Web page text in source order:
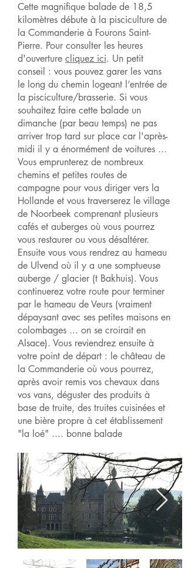
​Cette magnifique balade de 18,5
kilomètres débute à la pisciculture de
la Commanderie à Fourons Saint-
Pierre. Pour consulter les heures
d'ouverture cliquez ici. Un petit
conseil : vous pouvez garer les vans
le long du chemin logeant l’entrée de
la pisciculture/brasserie. Si vous
souhaitez faire cette balade un
dimanche (par beau temps) ne pas
arriver trop tard sur place car l'après-
midi il y a énormément de voitures ...
Vous emprunterez de nombreux
chemins et petites routes de
campagne pour vous diriger vers la
Hollande et vous traverserez le village
de Noorbeek comprenant plusieurs
cafés et auberges où vous pourrez
vous restaurer ou vous désaltérer.
Ensuite vous vous rendrez au hameau
de Ulvend où il y a une somptueuse
auberge / glacier (t Bakhuis). Vous
continuerez votre route pour terminer
par le hameau de Veurs (vraiment
dépaysant avec ses petites maisons en
colombages ... on se croirait en
Alsace). Vous reviendrez ensuite à
votre point de départ : le château de
la Commanderie où vous pourrez,
après avoir remis vos chevaux dans
vos vans, déguster des produits à
base de truite, des truites cuisinées et
une bière propre à cet établissement
"la loé" .... bonne balade